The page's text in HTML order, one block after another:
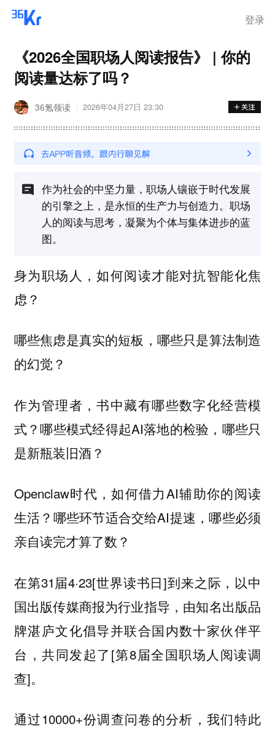
登录
《2026全国职场人阅读报告》 | 你的
阅读量达标了吗？
36氪领读 2026年04月27日 23:30
作为社会的中坚力量，职场人镶嵌于时代发展
的引擎之上，是永恒的生产力与创造力。职场
人的阅读与思考，凝聚为个体与集体进步的蓝
图。
身为职场人，如何阅读才能对抗智能化焦
虑？
哪些焦虑是真实的短板，哪些只是算法制造
的幻觉？
作为管理者，书中藏有哪些数字化经营模
式？哪些模式经得起AI落地的检验，哪些只
是新瓶装旧酒？
Openclaw时代，如何借力AI辅助你的阅读
生活？哪些环节适合交给AI提速，哪些必须
亲自读完才算了数？
在第31届4·23[世界读书日]到来之际，以中
国出版传媒商报为行业指导，由知名出版品
牌湛庐文化倡导并联合国内数十家伙伴平
台，共同发起了[第8届全国职场人阅读调
查]。
通过10000+份调查问卷的分析，我们特此